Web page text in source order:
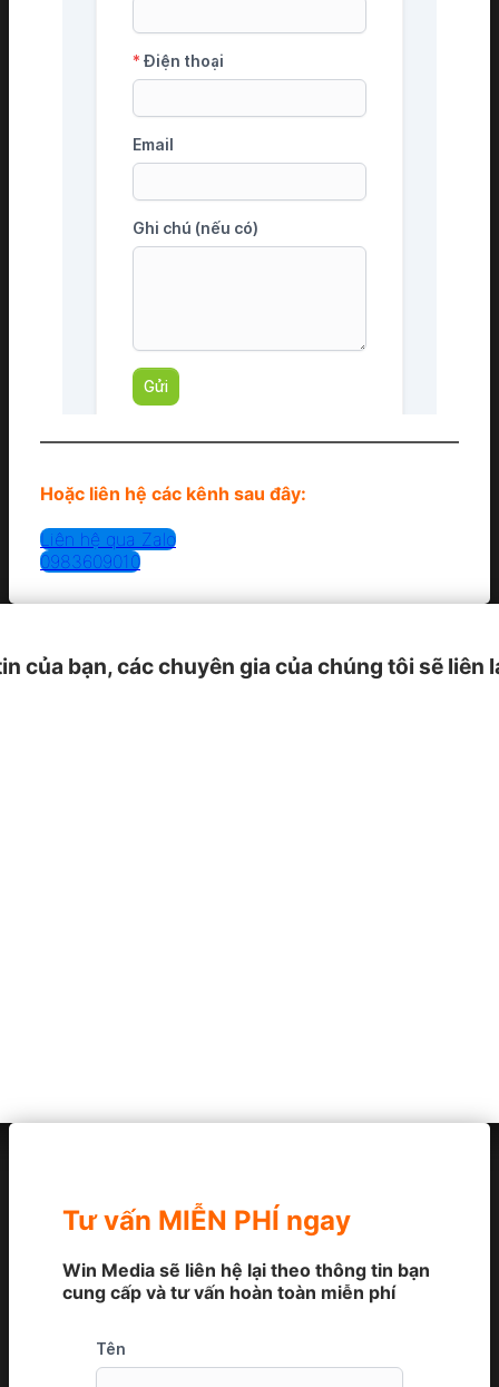
Hoặc liên hệ các kênh sau đây:
Liên hệ qua Zalo
0983609010
của bạn, các chuyên gia của chúng tôi sẽ liên
Tư vấn MIỄN PHÍ ngay
Win Media sẽ liên hệ lại theo thông tin bạn
cung cấp và tư vấn hoàn toàn miễn phí